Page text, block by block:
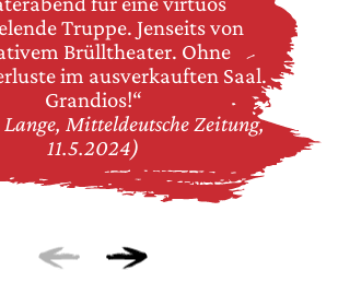
Truppe. Jenseits von
Brülltheater. Ohne
im ausverkauften Saal.
Grandios!“
Mitteldeutsche Zeitung,
11.5.2024)